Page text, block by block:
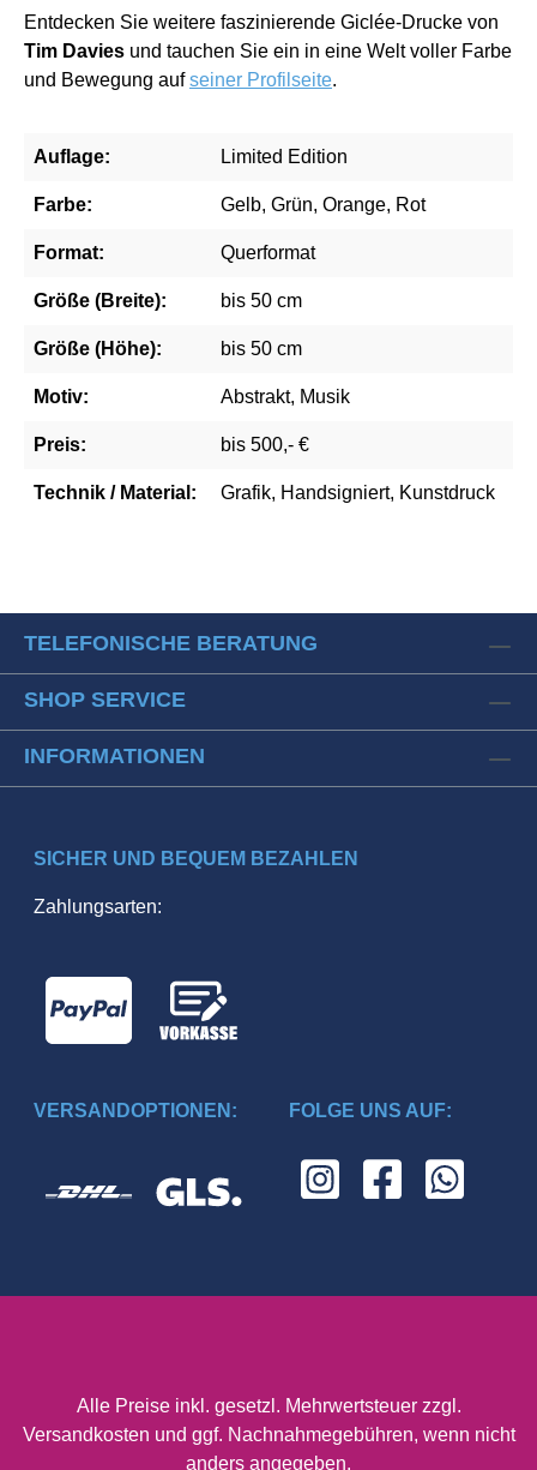
Entdecken Sie weitere faszinierende Giclée-Drucke von
Tim Davies und tauchen Sie ein in eine Welt voller Farbe
und Bewegung aufseiner Profilseite.
Auflage: Limited Edition
Farbe: Gelb, Grün, Orange, Rot
Format: Querformat
Größe (Breite): bis 50 cm
Größe (Höhe): bis 50 cm
Motiv: Abstrakt, Musik
Preis: bis 500,- €
Technik / Material: Grafik, Handsigniert, Kunstdruck
TELEFONISCHE BERATUNG
SHOP SERVICE
INFORMATIONEN
SICHER UND BEQUEM BEZAHLEN
Zahlungsarten:
VERSANDOPTIONEN: FOLGE UNS AUF:
Alle Preise inkl. gesetzl. Mehrwertsteuer zzgl.
Versandkosten und ggf. Nachnahmegebühren, wenn nicht
anders angegeben.